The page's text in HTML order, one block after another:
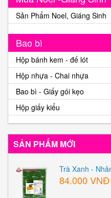
Sản Phẩm Noel, Giáng Sinh
Bao bì
Hộp bánh kem - đế lót
Hộp nhựa - Chai nhựa
Bao bì - Giấy gói kẹo
Hộp giấy kiểu
SẢN PHẨM MỚI
Trà Xanh -
84.000 VNĐ